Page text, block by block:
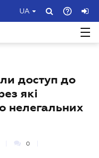
UA
доступ до
які
нелегальних
0